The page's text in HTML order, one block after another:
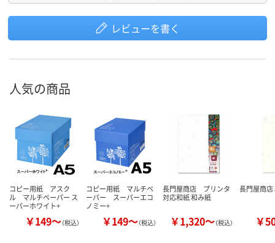
レビューを書く
人気の商品
コピー用紙 アスク
ル マルチペーパー ス
ーパーホワイト+
￥149～（税込）
コピー用紙 マルチペ
ーパー スーパーエコ
ノミー+
￥149～（税込）
長門屋商店 プリンタ
対応和紙 和み紙
￥1,320～（税込）
長門屋商
￥